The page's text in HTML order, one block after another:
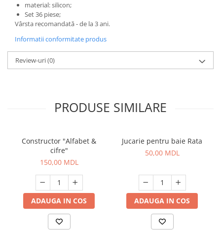
material: silicon;
Set 36 piese;
Vârsta recomandată - de la 3 ani.
Informatii conformitate produs
Review-uri(0)
PRODUSE SIMILARE
Constructor "Alfabet &
cifre"
150,00 MDL
ADAUGA IN COS
Jucarie pentru baie Rata
50,00 MDL
ADAUGA IN COS